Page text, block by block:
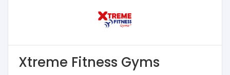
Xtreme Fitness Gyms